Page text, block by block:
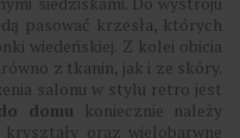
pasować krzesła, których
wiedeńskiej. Z kolei obicia
z tkanin, jak i ze skóry.
salonu w stylu retro jest
domu koniecznie należy
oraz wielobarwne